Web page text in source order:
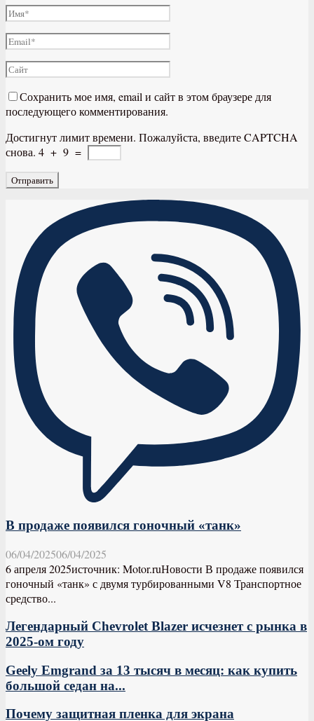
Сохранить мое имя, email и сайт в этом браузере для
последующего комментирования.
Достигнут лимит времени. Пожалуйста, введите CAPTCHA
снова. 4 + 9 =
В продаже появился гоночный «танк»
06/04/202506/04/2025
6 апреля 2025источник: Motor.ruНовости В продаже появился
гоночный «танк» с двумя турбированными V8 Транспортное
средство...
Легендарный Chevrolet Blazer исчезнет с рынка в
2025-ом году
Geely Emgrand за 13 тысяч в месяц: как купить
большой седан на...
Почему защитная пленка для экрана